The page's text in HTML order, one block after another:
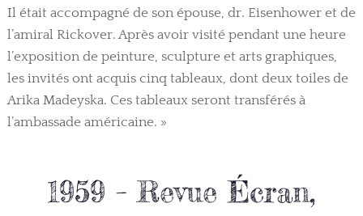
Il était accompagné de son épouse, dr. Eisenhower et de
l’amiral Rickover. Après avoir visité pendant une heure
l’exposition de peinture, sculpture et arts graphiques,
les invités ont acquis cinq tableaux, dont deux toiles de
Arika Madeyska. Ces tableaux seront transférés à
l’ambassade américaine. »
1959 – Revue Écran,